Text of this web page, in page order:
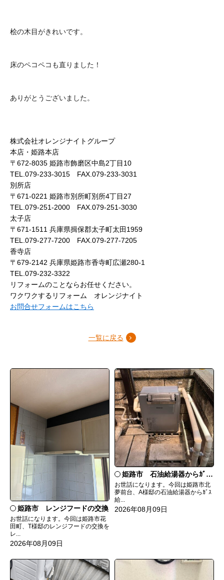
桧の木目がきれいです。
床のペコペコも直りました！
ありがとうございました。
株式会社オレンジナイトグループ
本店・姫路本店
〒672-8035 姫路市飾磨区中島2丁目10
TEL.079-233-3015 FAX.079-233-3031
別所店
〒671-0221 姫路市別所町別所4丁目27
TEL.079-251-2000 FAX.079-251-3030
太子店
〒671-1511 兵庫県揖保郡太子町太田1959
TEL.079-277-7200 FAX.079-277-7205
香寺店
〒679-2142 兵庫県姫路市香寺町広瀬280-1
TEL.079-232-3322
リフォームのことならお任せください。
ワクワクするリフォーム オレンジナイト
お問合せフォームはこちら
一覧に戻る
姫路市 レンジフードの交換
お世話になります。今回は姫路市花
田町、T様邸のレンジフードの交換を
レ...
2026年08月09日
姫路市 石油給湯器からｶﾞｽ給湯器へ取替
お世話になります。今回は姫路市北
夢前台、A様邸の石油給湯器からｶﾞｽ
給...
2026年08月09日